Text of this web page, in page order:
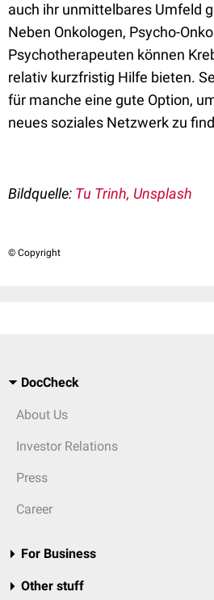
auch ihr unmittelbares Umfeld
Neben Onkologen, Psycho-
Psychotherapeuten können
relativ kurzfristig Hilfe bieten.
für manche eine gute Option,
neues soziales Netzwerk zu
Bildquelle: Tu Trinh, Unsplash
© Copyright
DocCheck
About Us
Investor Relations
Press
Career
For Business
Other stuff